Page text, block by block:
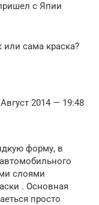
с Япии
сама краска?
2014 — 19:48
форму, в
слоями
. Основная
просто